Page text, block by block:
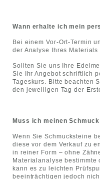
Wann erhalte ich mein
Bei einem Vor-Ort-Termin
der Analyse Ihres Materials
Sollten Sie uns Ihre
Sie Ihr Angebot schriftlich
Tageskurs. Bitte beachten
den jeweiligen Tag der
Muss ich meinen
Wenn Sie Schmucksteine
diese vor dem Verkauf zu
in reiner Form – ohne
Materialanalyse bestimmte
kann es zu leichten
beeinträchtigen jedoch